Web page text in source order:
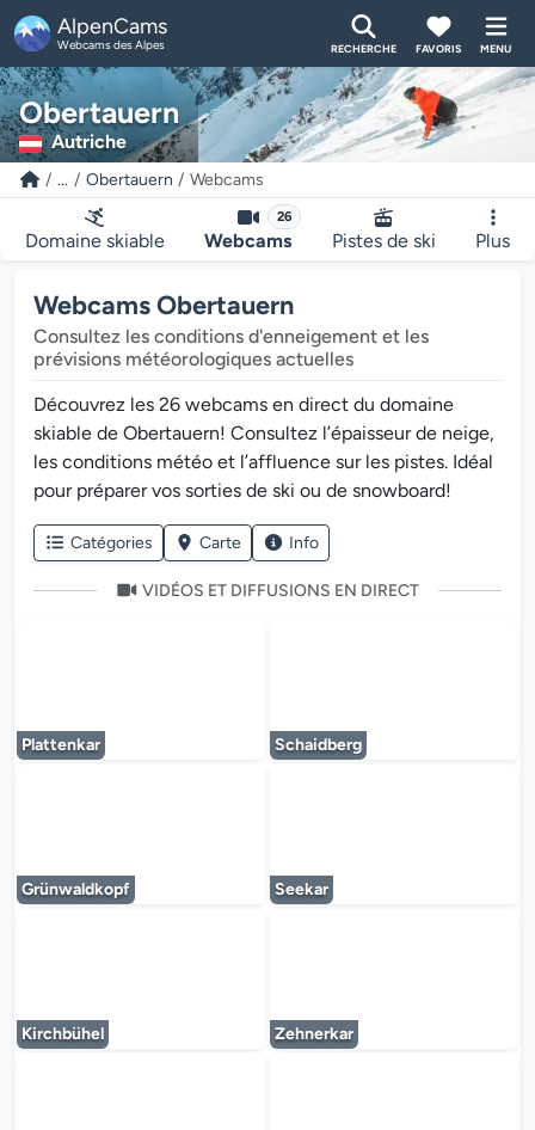
AlpenCams
Webcams des Alpes RECHERCHE FAVORIS MENU
Obertauern
Autriche
... Obertauern Webcams
Domaine skiable
26
Webcams Pistes de ski Plus
Webcams Obertauern
Consultez les conditions d'enneigement et les
prévisions météorologiques actuelles
Découvrez les 26 webcams en direct du domaine
skiable de Obertauern! Consultez l’épaisseur de neige,
les conditions météo et l’affluence sur les pistes. Idéal
pour préparer vos sorties de ski ou de snowboard!
Catégories Carte Info
VIDÉOS ET DIFFUSIONS EN DIRECT
Plattenkar Schaidberg
Grünwaldkopf Seekar
Kirchbühel Zehnerkar